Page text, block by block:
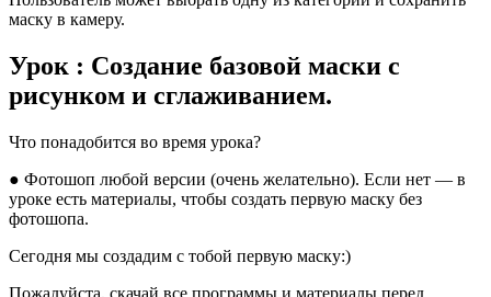
маску в камеру.
Урок : Создание базовой маски с
рисунком и сглаживанием.
Что понадобится во время урока?
● Фотошоп любой версии (очень желательно). Если нет — в
уроке есть материалы, чтобы создать первую маску без
фотошопа.
Сегодня мы создадим с тобой первую маску:)
Пожалуйста, скачай все программы и материалы перед